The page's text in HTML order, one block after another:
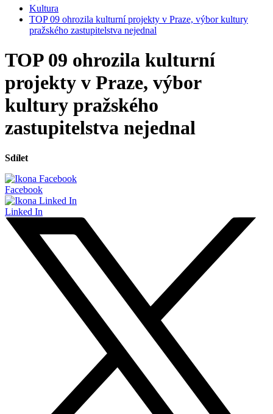
Kultura
TOP 09 ohrozila kulturní projekty v Praze, výbor kultury
pražského zastupitelstva nejednal
TOP 09 ohrozila kulturní
projekty v Praze, výbor
kultury pražského
zastupitelstva nejednal
Sdílet
Facebook
Linked In